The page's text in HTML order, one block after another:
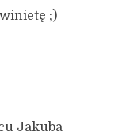
;)
Jakuba